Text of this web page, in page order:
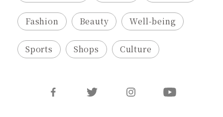
Fashion Beauty Well-being
Sports Shops Culture